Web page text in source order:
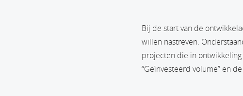
Bij de start van de
willen nastreven.
projecten die in
“Geïnvesteerd volume” en